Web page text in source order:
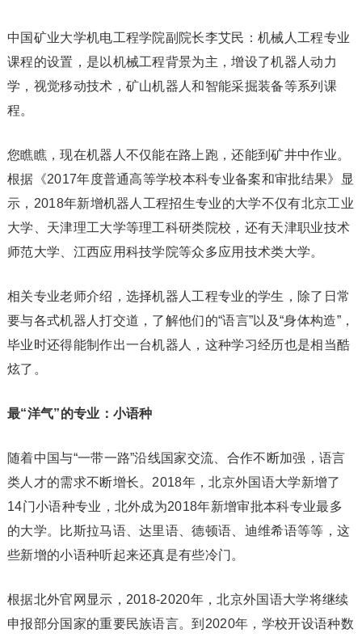
中国矿业大学机电工程学院副院长李艾民：机械人工程专业
课程的设置，是以机械工程背景为主，增设了机器人动力
学，视觉移动技术，矿山机器人和智能采掘装备等系列课
程。
您瞧瞧，现在机器人不仅能在路上跑，还能到矿井中作业。
根据《2017年度普通高等学校本科专业备案和审批结果》显
示，2018年新增机器人工程招生专业的大学不仅有北京工业
大学、天津理工大学等理工科研类院校，还有天津职业技术
师范大学、江西应用科技学院等众多应用技术类大学。
相关专业老师介绍，选择机器人工程专业的学生，除了日常
要与各式机器人打交道，了解他们的“语言”以及“身体构造”，
毕业时还得能制作出一台机器人，这种学习经历也是相当酷
炫了。
最“洋气”的专业：小语种
随着中国与“一带一路”沿线国家交流、合作不断加强，语言
类人才的需求不断增长。2018年，北京外国语大学新增了
14门小语种专业，北外成为2018年新增审批本科专业最多
的大学。比斯拉马语、达里语、德顿语、迪维希语等等，这
些新增的小语种听起来还真是有些冷门。
根据北外官网显示，2018-2020年，北京外国语大学将继续
申报部分国家的重要民族语言。到2020年，学校开设语种数